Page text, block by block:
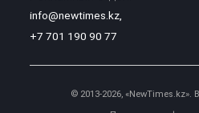
info@newtimes.kz,
+7 701 190 90 77
© 2013-2026,